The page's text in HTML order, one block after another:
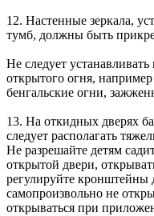
12. Настенные зеркала,
тумб, должны быть
Не следует
открытого огня,
бенгальские огни,
13. На откидных дверях
следует располагать
Не разрешайте детям
открытой двери,
регулируйте кронштейны
самопроизвольно не
открываться при